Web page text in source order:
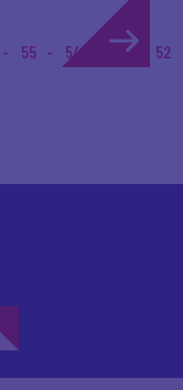
55 54 53 52